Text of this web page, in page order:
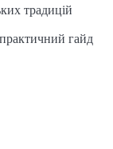
традицій
гайд